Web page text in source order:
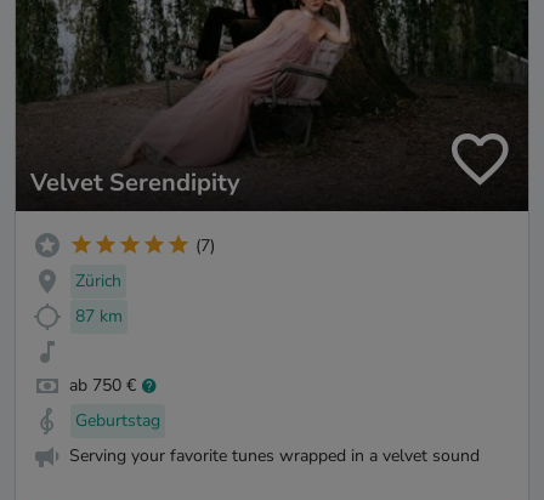
Velvet Serendipity
(7)
Zürich
87 km
ab 750 €
Geburtstag
Serving your favorite tunes wrapped in a velvet sound